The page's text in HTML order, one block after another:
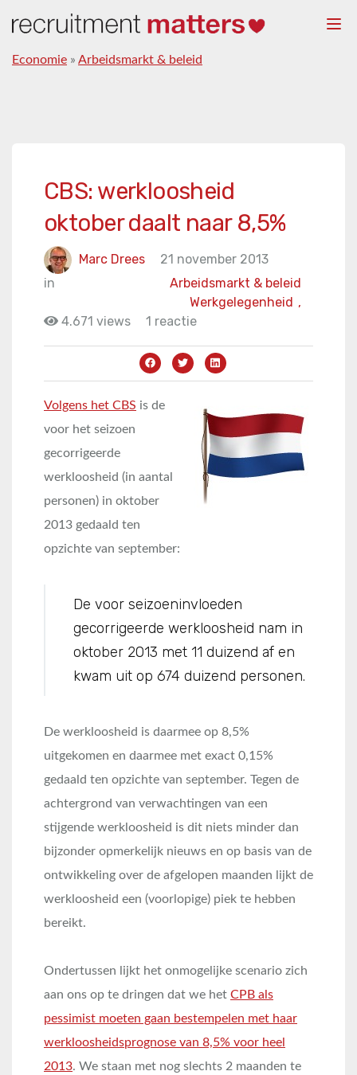
Economie » Arbeidsmarkt & beleid
CBS: werkloosheid
oktober daalt naar 8,5%
Marc Drees
21 november 2013
in
Arbeidsmarkt & beleid
Werkgelegenheid ,
4.671 views
1 reactie
Volgens het CBS is de
voor het seizoen
gecorrigeerde
werkloosheid (in aantal
personen) in oktober
2013 gedaald ten
opzichte van september:
De voor seizoeninvloeden
gecorrigeerde werkloosheid nam in
oktober 2013 met 11 duizend af en
kwam uit op 674 duizend personen.
De werkloosheid is daarmee op 8,5%
uitgekomen en daarmee met exact 0,15%
gedaald ten opzichte van september. Tegen de
achtergrond van verwachtingen van een
stijgende werkloosheid is dit niets minder dan
bijzonder opmerkelijk nieuws en op basis van de
ontwikkeling over de afgelopen maanden lijkt de
werkloosheid een (voorlopige) piek te hebben
bereikt.
Ondertussen lijkt het onmogelijke scenario zich
aan ons op te dringen dat we het CPB als
pessimist moeten gaan bestempelen met haar
werkloosheidsprognose van 8,5% voor heel
2013. We staan met nog slechts 2 maanden te